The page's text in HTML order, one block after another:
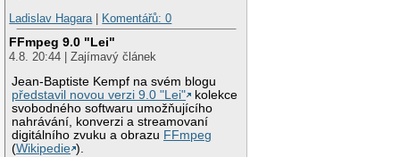
Ladislav Hagara| Komentářů: 0
FFmpeg 9.0 "Lei"
4.8. 20:44 | Zajímavý článek
Jean-Baptiste Kempf na svém blogu
představil novou verzi 9.0 "Lei"
kolekce
svobodného softwaru umožňujícího
nahrávání, konverzi a streamovaní
digitálního zvuku a obrazu FFmpeg
(Wikipedie ).